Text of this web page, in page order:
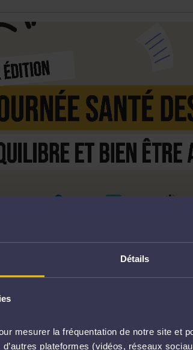
Détails
mesurer la fréquentation de notre site et
d’autres plateformes (vidéos, réseaux
des avocats